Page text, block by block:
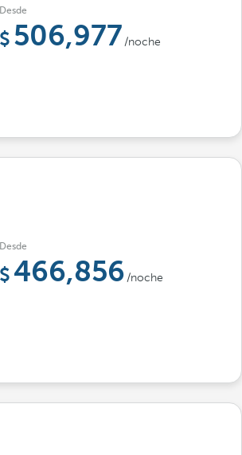
Desde
506,977 /noche
Desde
466,856 /noche